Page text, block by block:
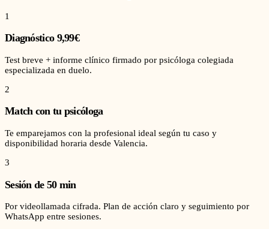
1
Diagnóstico 9,99€
Test breve + informe clínico firmado por psicóloga colegiada
especializada en duelo.
2
Match con tu psicóloga
Te emparejamos con la profesional ideal según tu caso y
disponibilidad horaria desde Valencia.
3
Sesión de 50 min
Por videollamada cifrada. Plan de acción claro y seguimiento por
WhatsApp entre sesiones.